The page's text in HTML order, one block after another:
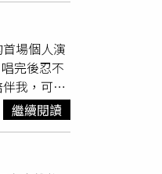
率性氛圍
挑選香
Full
以選擇
，「Full
地帶」結
檀香，
Happy
愛，我
被重新翻
」、「不
很久」坤
蔥油餅！
場個人演
完後忍不
我，可以
唱，但因
軍24週年紀
弟笑說：
繼續閱讀